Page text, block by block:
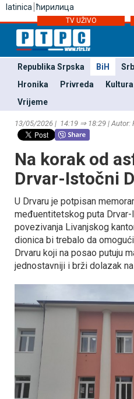
latinica ћирилица
TV UŽIVO
Republika Srpska BiH
Hronika
Privreda Kultura
Vrijeme
13/05/2026 | 14:19 ⇒ 18:29 | Autor:
Na korak od
Drvar-Istočni
U Drvaru je potpisan
međuentitetskog puta
povezivanja Livanjskog
dionica bi trebalo da
Drvaru koji na posao putuju
jednostavniji i brži dolazak